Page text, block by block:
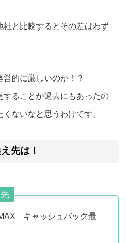
と比較するとその差はわず
的に厳しいのか！？
することが過去にもあったの
ないなと思うわけです。
先は！
キャッシュバック最